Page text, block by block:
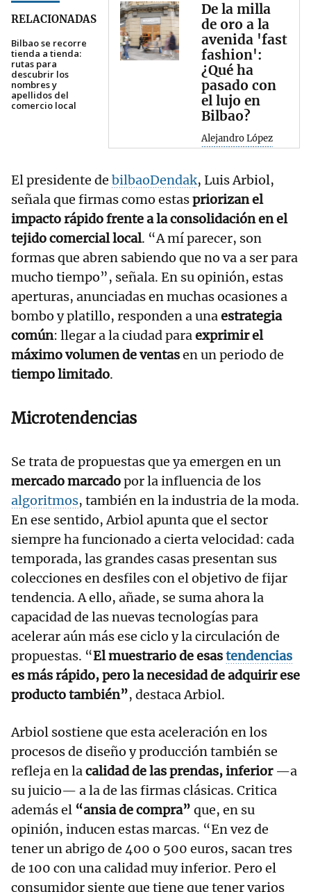
RELACIONADAS
Bilbao se recorre
tienda a tienda:
rutas para
descubrir los
nombres y
apellidos del
comercio local
De la milla
de oro a la
avenida 'fast
fashion':
¿Qué ha
pasado con
el lujo en
Bilbao?
Alejandro López
El presidente de bilbaoDendak, Luis Arbiol,
señala que firmas como estaspriorizan el
impacto rápido frente a la consolidación en el
tejido comercial local. “A mí parecer, son
formas que abren sabiendo que no va a ser para
mucho tiempo”, señala. En su opinión, estas
aperturas, anunciadas en muchas ocasiones a
bombo y platillo, responden a una estrategia
común: llegar a la ciudad para exprimir el
máximo volumen de ventasen un periodo de
tiempo limitado.
Microtendencias
Se trata de propuestas que ya emergen en un
mercado marcadopor la influencia de los
algoritmos, también en la industria de la moda.
En ese sentido, Arbiol apunta que el sector
siempre ha funcionado a cierta velocidad: cada
temporada, las grandes casas presentan sus
colecciones en desfiles con el objetivo de fijar
tendencia. A ello, añade, se suma ahora la
capacidad de las nuevas tecnologías para
acelerar aún más ese ciclo y la circulación de
propuestas. “El muestrario de esastendencias
es más rápido, pero la necesidad de adquirir ese
producto también”, destaca Arbiol.
Arbiol sostiene que esta aceleración en los
procesos de diseño y producción también se
refleja en la calidad de las prendas, inferior—a
su juicio— a la de las firmas clásicas. Critica
además el “ansia de compra” que, en su
opinión, inducen estas marcas. “En vez de
tener un abrigo de 400 o 500 euros, sacan tres
de 100 con una calidad muy inferior. Pero el
consumidor siente que tiene que tener varios